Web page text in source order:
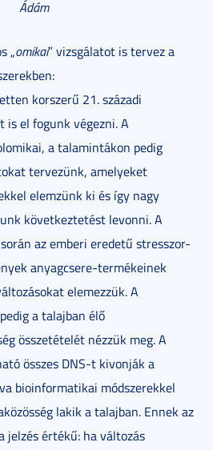
Ádám
„omikai” vizsgálatot is tervez a
korszerű 21. századi
is el fogunk végezni. A
a talamintákon pedig
tervezünk, amelyeket
elemzünk ki és így nagy
következtetést levonni. A
az emberi eredetű stresszor-
anyagcsere-termékeinek
elemezzük. A
a talajban élő
összetételét nézzük meg. A
összes DNS-t kivonják a
bioinformatikai módszerekkel
lakik a talajban. Ennek az
jelzés értékű: ha változás